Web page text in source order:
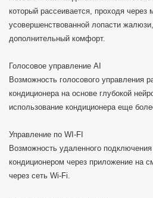
который рассеивается, проходя через
усовершенствованной лопасти
дополнительный комфорт.
Голосовое управление AI
Возможность голосового управления
кондиционера на основе глубокой
использование кондиционера еще
Управление по WI-FI
Возможность удаленного
кондиционером через приложение на
через сеть Wi-Fi.